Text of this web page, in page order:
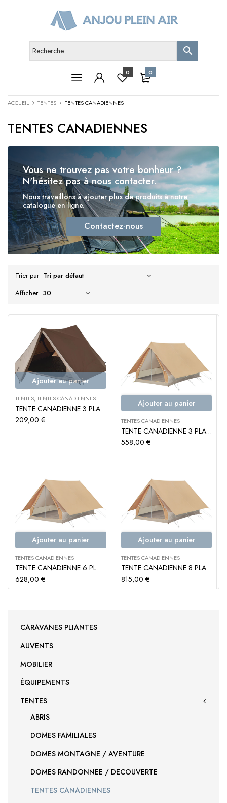
0 0
ACCUEIL TENTES TENTES CANADIENNES
TENTES CANADIENNES
Vous ne trouvez pas votre bonheur ?
N'hésitez pas à nous contacter.
Nous travaillons à ajouter plus de produits à notre
catalogue en ligne.
Contactez-nous
Trier par
Afficher
Ajouter au panier
TENTES,TENTES CANADIENNES
TENTE CANADIENNE 3 PLACES 1936 – TRIGANO
209,00 €
Ajouter au panier
TENTES CANADIENNES
TENTE CANADIENNE 3 PLACES NOIRMOUTIER 3 – TRIGANO
558,00 €
Ajouter au panier
TENTES CANADIENNES
TENTE CANADIENNE 6 PLACES NOIRMOUTIER 6 – TRIGANO
628,00 €
Ajouter au panier
TENTES CANADIENNES
TENTE CANADIENNE 8 PLACES NOIRMOUTIER 8 – TRIGANO
815,00 €
CARAVANES PLIANTES
AUVENTS
MOBILIER
ÉQUIPEMENTS
TENTES
ABRIS
DOMES FAMILIALES
DOMES MONTAGNE / AVENTURE
DOMES RANDONNEE / DECOUVERTE
TENTES CANADIENNES